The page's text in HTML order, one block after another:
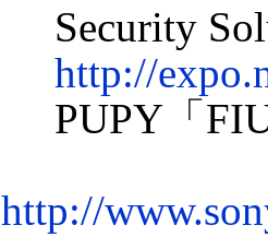
Security
http://
PUPY「
http://